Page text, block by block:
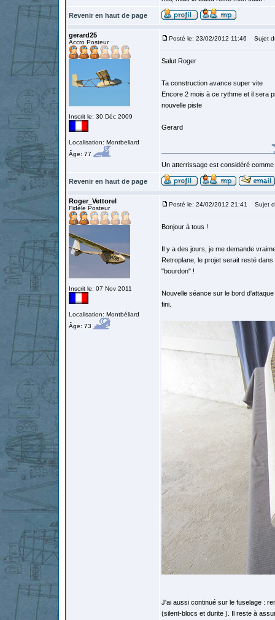
Revenir en haut de page
gerard25
Accro Posteur
Inscrit le: 30 Déc 2009
Localisation: Montbeliard
Âge: 77
Posté le: 23/02/2012 11:46 Sujet
Salut Roger
Ta construction avance super vite
Encore 2 mois à ce rythme et il sera
nouvelle piste
Gerard
Un atterrissage est considéré
Revenir en haut de page
Roger_Vettorel
Fidèle Posteur
Inscrit le: 07 Nov 2011
Localisation: Montbéliard
Âge: 73
Posté le: 24/02/2012 21:41 Sujet
Bonjour à tous !
Il y a des jours, je me demande
Retroplane, le projet serait resté
"bourdon" !
Nouvelle séance sur le bord
fini.
J'ai aussi continué sur le fuselage :
(silent-blocs et durite ). Il reste à